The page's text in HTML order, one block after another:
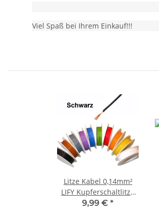
Viel Spaß bei Ihrem Einkauf!!!
Litze Kabel 0,14mm²
LIFY Kupferschaltlitze
25 Meter auf Spule 10
9,99 € *